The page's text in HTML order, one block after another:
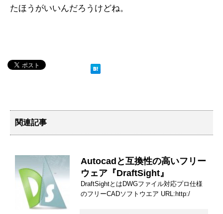
たほうがいいんだろうけどね。
関連記事
Autocadと互換性の高いフリー
ウェア『DraftSight』
DraftSightとはDWGファイル対応プロ仕様
のフリーCADソフトウエア URL:http:/